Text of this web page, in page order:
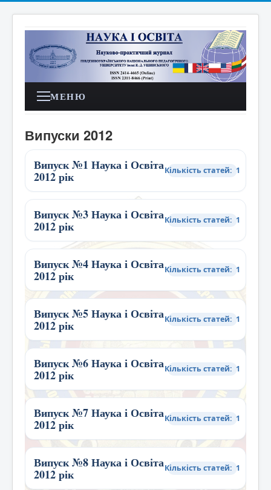
МЕНЮ
Випуски 2012
Випуск №1 Наука і Освіта
2012 рік Кількість статей: 1
Випуск №3 Наука і Освіта
2012 рік Кількість статей: 1
Випуск №4 Наука і Освіта
2012 рік Кількість статей: 1
Випуск №5 Наука і Освіта
2012 рік Кількість статей: 1
Випуск №6 Наука і Освіта
2012 рік Кількість статей: 1
Випуск №7 Наука і Освіта
2012 рік Кількість статей: 1
Випуск №8 Наука і Освіта
2012 рік Кількість статей: 1